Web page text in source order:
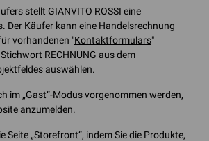
stellt GIANVITO ROSSI eine
Der Käufer kann eine Handelsrechnung
vorhandenen "Kontaktformulars"
RECHNUNG aus dem
auswählen.
im „Gast“-Modus vorgenommen werden,
anzumelden.
Seite „Storefront“, indem Sie die Produkte,